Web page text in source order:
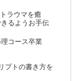
ラウマを癒
るようお手伝
コース卒業
プトの書き方を